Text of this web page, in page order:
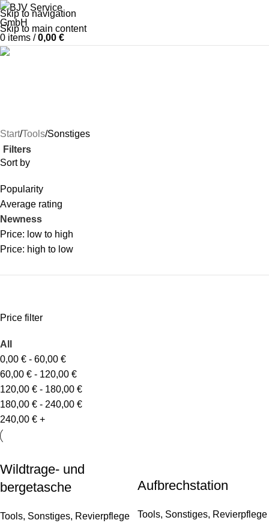
Skip to navigation
Skip to main content
0 items / 0,00 €
Start Tools Sonstiges
Filters
Sort by
Popularity
Average rating
Newness
Price: low to high
Price: high to low
Price filter
All
0,00 € - 60,00 €
60,00 € - 120,00 €
120,00 € - 180,00 €
180,00 € - 240,00 €
240,00 € +
Wildtrage- und
bergetasche
Tools, Sonstiges, Revierpflege
Aufbrechstation
Tools, Sonstiges, Revierpflege